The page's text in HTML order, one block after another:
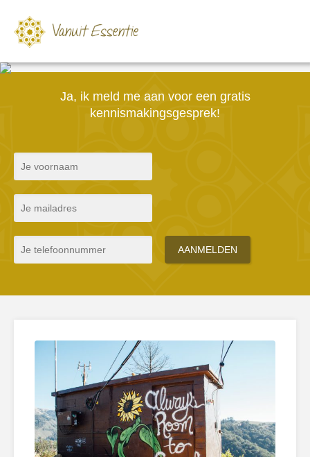
Ja, ik meld me aan voor een gratis
kennismakingsgesprek!